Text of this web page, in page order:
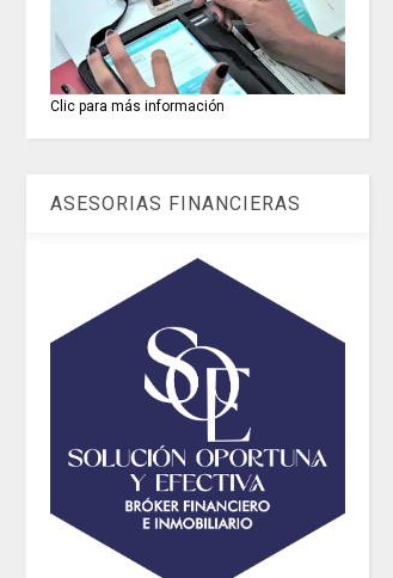
Clic para más información
ASESORIAS FINANCIERAS